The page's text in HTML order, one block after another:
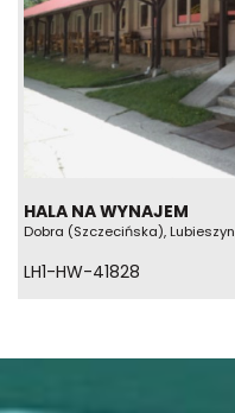
HALA NA WYNAJEM
Dobra (Szczecińska), Lubieszyn
LH1-HW-41828